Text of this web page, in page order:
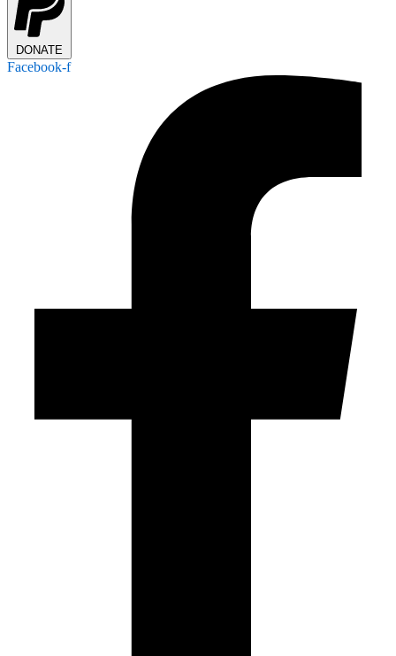
DONATE
Facebook-f